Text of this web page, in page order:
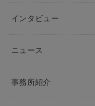
インタビュー
ニュース
事務所紹介